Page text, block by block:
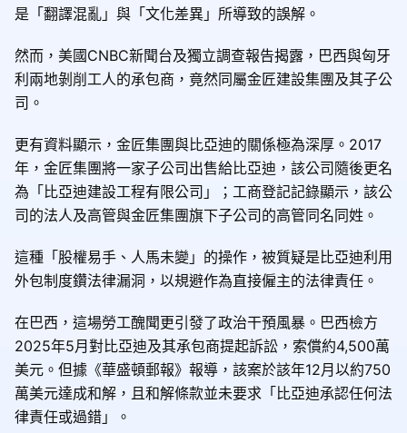
是「翻譯混亂」與「文化差異」所導致的誤解。
然而，美國CNBC新聞台及獨立調查報告揭露，巴西與匈牙
利兩地剝削工人的承包商，竟然同屬金匠建設集團及其子公
司。
更有資料顯示，金匠集團與比亞迪的關係極為深厚。2017
年，金匠集團將一家子公司出售給比亞迪，該公司隨後更名
為「比亞迪建設工程有限公司」；工商登記記錄顯示，該公
司的法人及高管與金匠集團旗下子公司的高管同名同姓。
這種「股權易手、人馬未變」的操作，被質疑是比亞迪利用
外包制度鑽法律漏洞，以規避作為直接僱主的法律責任。
在巴西，這場勞工醜聞更引發了政治干預風暴。巴西檢方
2025年5月對比亞迪及其承包商提起訴訟，索償約4,500萬
美元。但據《華盛頓郵報》報導，該案於該年12月以約750
萬美元達成和解，且和解條款並未要求「比亞迪承認任何法
律責任或過錯」。